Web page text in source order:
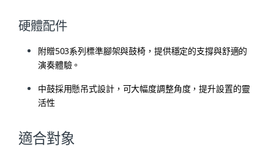
硬體配件
附贈503系列標準腳架與鼓椅，提供穩定的支撐與舒適的
演奏體驗。
中鼓採用懸吊式設計，可大幅度調整角度，提升設置的靈
活性
適合對象